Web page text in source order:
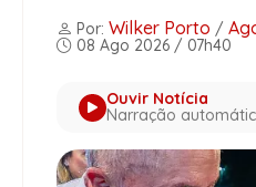
Por: Wilker Porto /
08 Ago 2026 / 07h40
Ouvir Notícia
Narração